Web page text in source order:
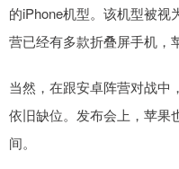
的iPhone机型。该机型被
营已经有多款折叠屏手机，
当然，在跟安卓阵营对战中
依旧缺位。发布会上，苹果
间。